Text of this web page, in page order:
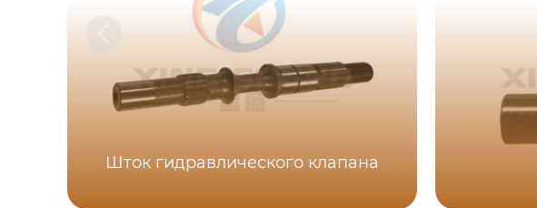
Шток гидравлического клапана